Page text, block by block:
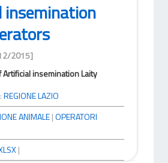
2015]
insemination Laity
REGIONE LAZIO
ANIMALE|OPERATORI
|